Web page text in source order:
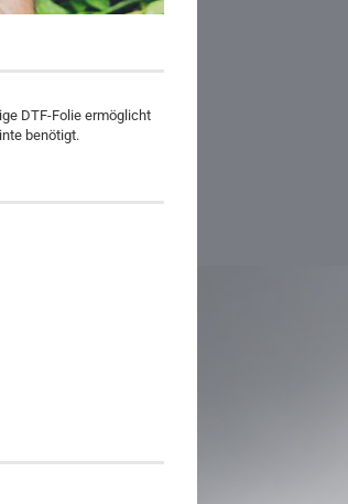
DTF-Folie ermöglicht
benötigt.